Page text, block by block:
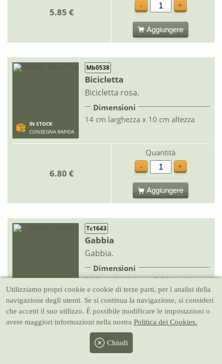
5.85 €
-
+
Aggiungere
IN STOCK
CONSEGNA RAPIDA
Mb0538
Bicicletta
Bicicletta rosa.
Dimensioni
14 cm larghezza x 10 cm altezza
6.80 €
Quantità
-
+
Aggiungere
CONSEGNA RAPIDA
Tc1643
Gabbia
Gabbia.
Dimensioni
2.80 cm larghezza x 3.80 cm altezza
Quantità
-
+
Utilizziamo propri cookie e cookie di terze parti, per l analisi della
navigazione degli utenti. Se si continua la navigazione, si consideri
che accetti il suo utilizzo. È possibile modificare le impostazioni o
avere maggiori informazioni nella nostra Politica dei Cookies.
Chiudi